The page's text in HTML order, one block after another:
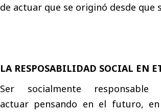
de actuar que se originó desde que
LA RESPOSABILIDAD SOCIAL EN
Ser socialmente
actuar pensando en el futuro,